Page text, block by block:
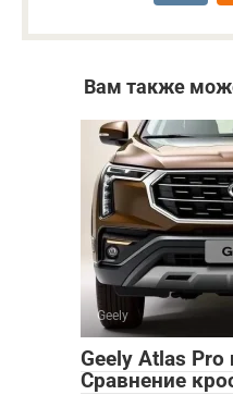
Вам также
Geely
Geely Atlas Pro
Сравнение